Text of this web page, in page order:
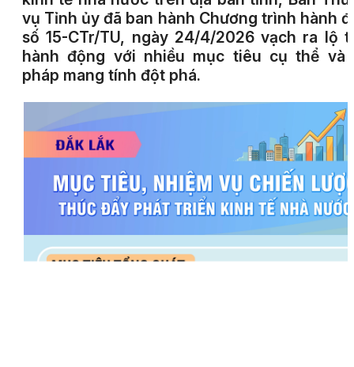
vụ Tỉnh ủy đã ban hành Chương trình hành
số 15-CTr/TU, ngày 24/4/2026 vạch ra lộ
hành động với nhiều mục tiêu cụ thể và
pháp mang tính đột phá.